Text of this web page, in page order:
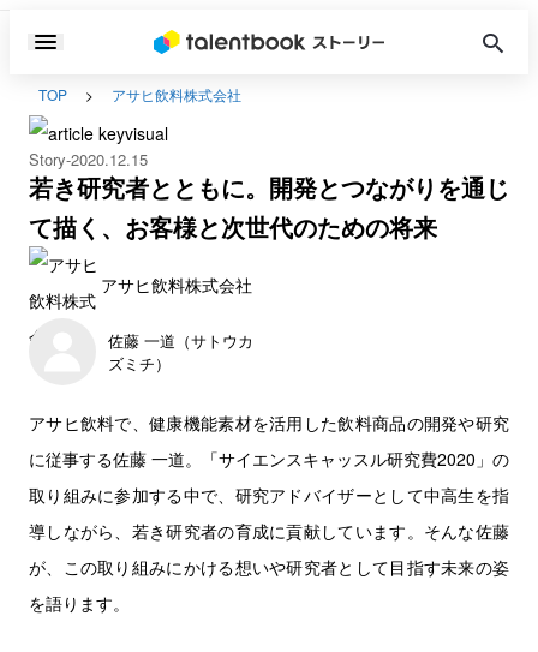
TOP アサヒ飲料株式会社
Story 2020.12.15
若き研究者とともに。開発とつながりを通じ
て描く、お客様と次世代のための将来
アサヒ飲料株式会社
佐藤 一道（サトウカ
ズミチ）
アサヒ飲料で、健康機能素材を活用した飲料商品の開発や研究
に従事する佐藤 一道。「サイエンスキャッスル研究費2020」の
取り組みに参加する中で、研究アドバイザーとして中高生を指
導しながら、若き研究者の育成に貢献しています。そんな佐藤
が、この取り組みにかける想いや研究者として目指す未来の姿
を語ります。